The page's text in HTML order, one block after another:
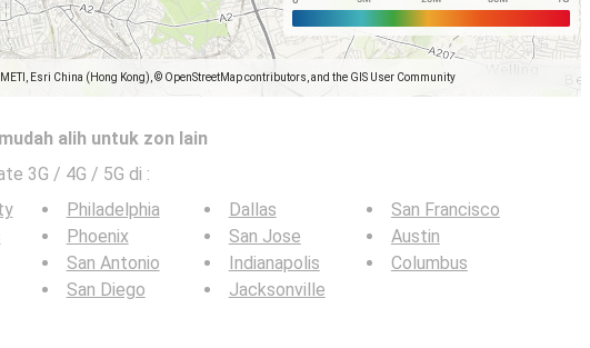
Esri China (Hong Kong), © OpenStreetMap contributors, and the GIS User Community
alih untuk zon lain
3G / 4G / 5G di :
Philadelphia
Phoenix
San Antonio
San Diego
Dallas
San Jose
Indianapolis
Jacksonville
San Francisco
Austin
Columbus